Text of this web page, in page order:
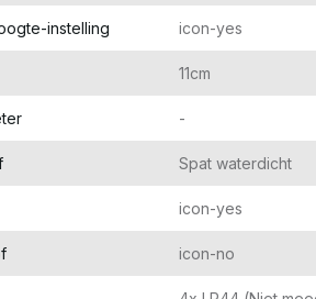
instelling icon-yes
11cm
-
Spat waterdicht
icon-yes
icon-no